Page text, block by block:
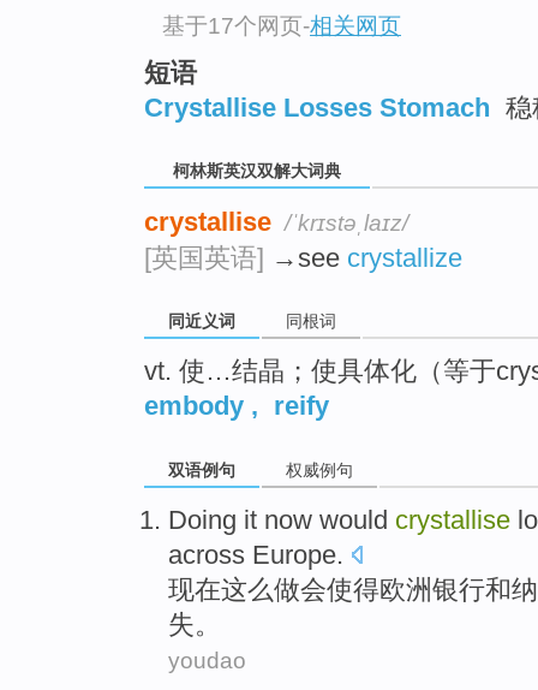
基于17个网页-相关网页
短语
Crystallise Losses Stomach 稳
柯林斯英汉双解大词典
crystallise /ˈkrɪstəˌlaɪz/
[英国英语] →see crystallize
同近义词 同根词
vt. 使…结晶；使具体化（等于
embody , reify
双语例句 权威例句
Doing it now would crystallise
across Europe.
现在这么做会使得欧洲银行和
失。
youdao